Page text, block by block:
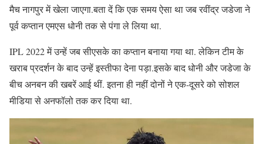
मैच नागपुर में खेला जाएगा.बता दें कि एक समय ऐसा था जब रवींद्र जडेजा ने
पूर्व कप्तान एमएस धोनी तक से पंगा ले लिया था.
IPL 2022 में उन्हें जब सीएसके का कप्तान बनाया गया था. लेकिन टीम के
खराब प्रदर्शन के बाद उन्हें इस्तीफा देना पड़ा.इसके बाद धोनी और जडेजा के
बीच अनबन की खबरें आई थीं. इतना ही नहीं दोनों ने एक-दूसरे को सोशल
मीडिया से अनफॉलो तक कर दिया था.